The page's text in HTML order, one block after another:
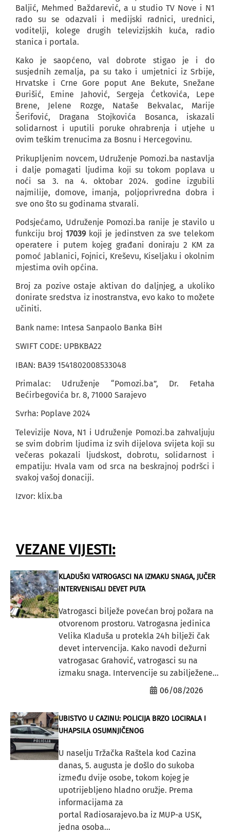
Baljić, Mehmed Baždarević, a u studio TV Nove i N1
rado su se odazvali i medijski radnici, urednici,
voditelji, kolege drugih televizijskih kuća, radio
stanica i portala.
Kako je saopćeno, val dobrote stigao je i do
susjednih zemalja, pa su tako i umjetnici iz Srbije,
Hrvatske i Crne Gore poput Ane Bekute, Snežane
Đurišić, Emine Jahović, Sergeja Ćetkovića, Lepe
Brene, Jelene Rozge, Nataše Bekvalac, Marije
Šerifović, Dragana Stojkovića Bosanca, iskazali
solidarnost i uputili poruke ohrabrenja i utjehe u
ovim teškim trenucima za Bosnu i Hercegovinu.
Prikupljenim novcem, Udruženje Pomozi.ba nastavlja
i dalje pomagati ljudima koji su tokom poplava u
noći sa 3. na 4. oktobar 2024. godine izgubili
najmilije, domove, imanja, poljoprivredna dobra i
sve ono što su godinama stvarali.
Podsjećamo, Udruženje Pomozi.ba ranije je stavilo u
funkciju broj 17039koji je jedinstven za sve telekom
operatere i putem kojeg građani doniraju 2 KM za
pomoć Jablanici, Fojnici, Kreševu, Kiseljaku i okolnim
mjestima ovih općina.
Broj za pozive ostaje aktivan do daljnjeg, a ukoliko
donirate sredstva iz inostranstva, evo kako to možete
učiniti.
Bank name: Intesa Sanpaolo Banka BiH
SWIFT CODE: UPBKBA22
IBAN: BA39 1541802008533048
Primalac: Udruženje “Pomozi.ba”, Dr. Fetaha
Bećirbegovića br. 8, 71000 Sarajevo
Svrha: Poplave 2024
Televizije Nova, N1 i Udruženje Pomozi.ba zahvaljuju
se svim dobrim ljudima iz svih dijelova svijeta koji su
večeras pokazali ljudskost, dobrotu, solidarnost i
empatiju: Hvala vam od srca na beskrajnoj podršci i
svakoj vašoj donaciji.
Izvor: klix.ba
VEZANE VIJESTI:
KLADUŠKI VATROGASCI NA IZMAKU SNAGA, JUČER
INTERVENISALI DEVET PUTA
Vatrogasci bilježe povećan broj požara na
otvorenom prostoru. Vatrogasna jedinica
Velika Kladuša u protekla 24h bilježi čak
devet intervencija. Kako navodi dežurni
vatrogasac Grahović, vatrogasci su na
izmaku snaga. Intervencije su zabilježene...
06/08/2026
UBISTVO U CAZINU: POLICIJA BRZO LOCIRALA I
UHAPSILA OSUMNJIČENOG
U naselju Tržačka Raštela kod Cazina
danas, 5. augusta je došlo do sukoba
između dvije osobe, tokom kojeg je
upotrijebljeno hladno oružje. Prema
informacijama za
portal Radiosarajevo.ba iz MUP-a USK,
jedna osoba...